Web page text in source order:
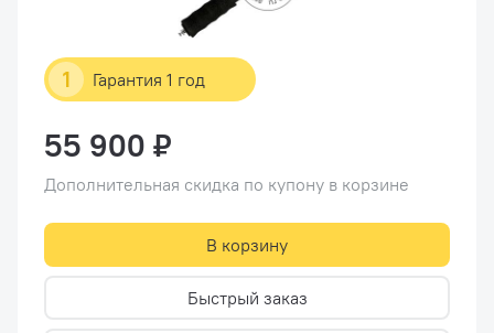
1 Гарантия 1 год
55 900 ₽
Дополнительная скидка по купону в корзине
В корзину
Быстрый заказ